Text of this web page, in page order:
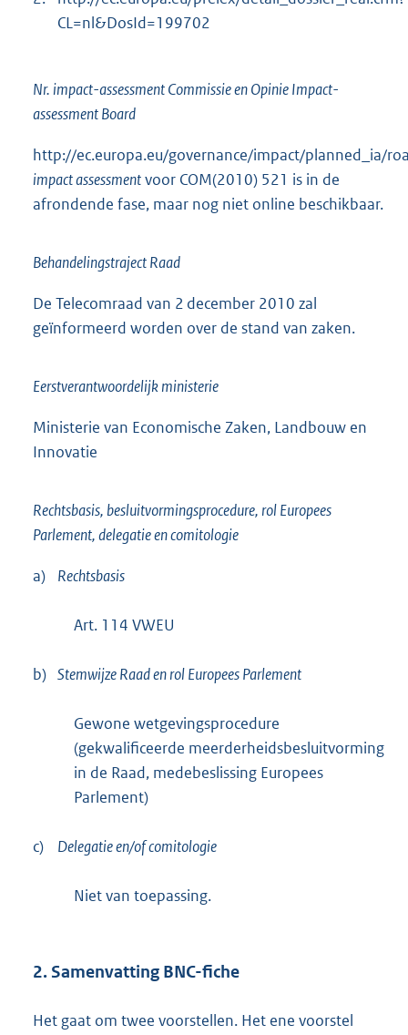
CL=nl&DosId=199702
Nr. impact-assessment Commissie en Opinie Impact-
assessment Board
http://ec.europa.eu/governance/impact/planned_ia/
impact assessmentvoor COM(2010) 521 is in de
afrondende fase, maar nog niet online beschikbaar.
Behandelingstraject Raad
De Telecomraad van 2 december 2010 zal
geïnformeerd worden over de stand van zaken.
Eerstverantwoordelijk ministerie
Ministerie van Economische Zaken, Landbouw en
Innovatie
Rechtsbasis, besluitvormingsprocedure, rol Europees
Parlement, delegatie en comitologie
a) Rechtsbasis
Art. 114 VWEU
b) Stemwijze Raad en rol Europees Parlement
Gewone wetgevingsprocedure
(gekwalificeerde meerderheidsbesluitvorming
in de Raad, medebeslissing Europees
Parlement)
c) Delegatie en/of comitologie
Niet van toepassing.
2. Samenvatting BNC-fiche
Het gaat om twee voorstellen. Het ene voorstel